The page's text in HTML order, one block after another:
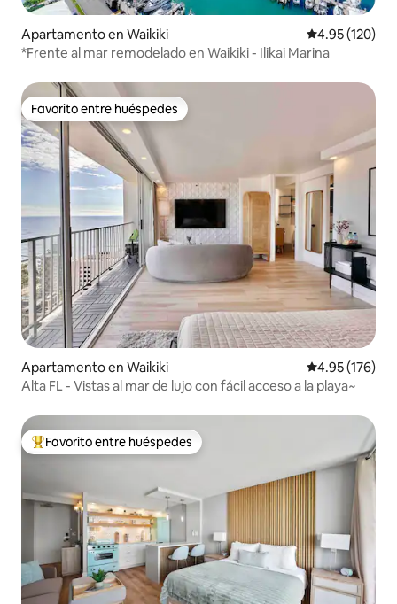
Apartamento en Waikiki Calificación
4.95 (120)
*Frente al mar remodelado en Waikiki - Ilikai Marina
Favorito entre huéspedes
Favorito entre huéspedes
Apartamento en Waikiki Calificación
4.95 (176)
Alta FL - Vistas al mar de lujo con fácil acceso a la playa~
Favorito entre huéspedes preferido
Favorito entre huéspedes